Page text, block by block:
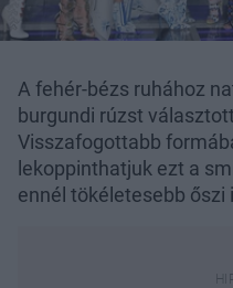
A fehér-bézs ruhához
burgundi rúzst
Visszafogottabb
lekoppinthatjuk ezt a
ennél tökéletesebb őszi